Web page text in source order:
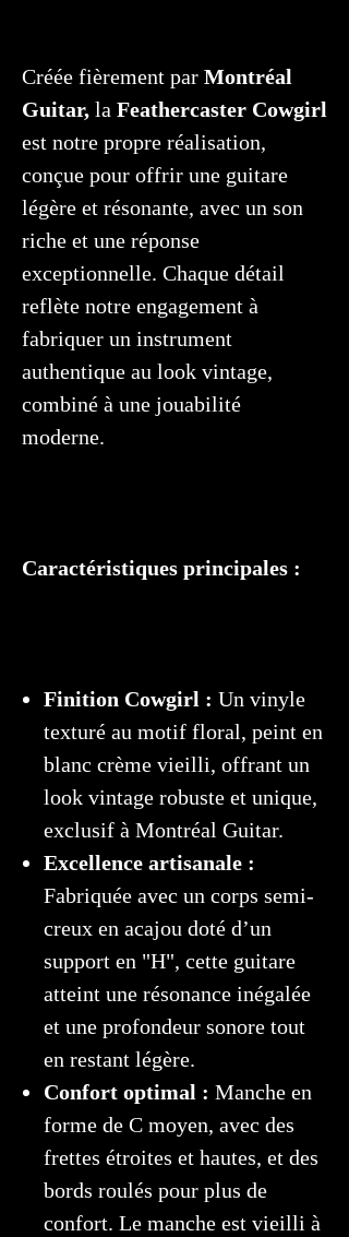
Créée fièrement par Montréal
Guitar, la Feathercaster Cowgirl
est notre propre réalisation,
conçue pour offrir une guitare
légère et résonante, avec un son
riche et une réponse
exceptionnelle. Chaque détail
reflète notre engagement à
fabriquer un instrument
authentique au look vintage,
combiné à une jouabilité
moderne.
Caractéristiques principales :
Finition Cowgirl : Un vinyle
texturé au motif floral, peint en
blanc crème vieilli, offrant un
look vintage robuste et unique,
exclusif à Montréal Guitar.
Excellence artisanale :
Fabriquée avec un corps semi-
creux en acajou doté d’un
support en "H", cette guitare
atteint une résonance inégalée
et une profondeur sonore tout
en restant légère.
Confort optimal : Manche en
forme de C moyen, avec des
frettes étroites et hautes, et des
bords roulés pour plus de
confort. Le manche est vieilli à